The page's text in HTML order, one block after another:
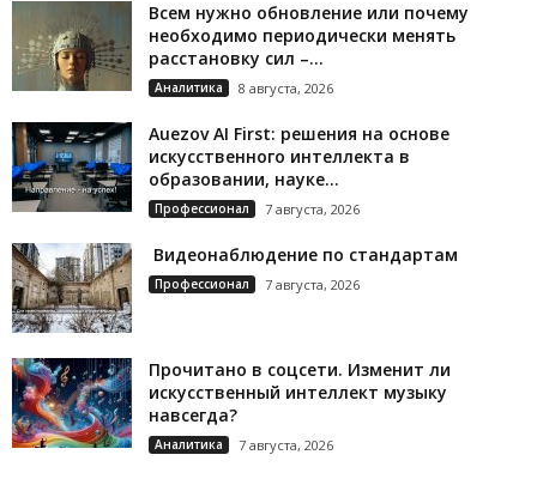
Всем нужно обновление или почему
необходимо периодически менять
расстановку сил –...
Аналитика 8 августа, 2026
Auezov AI First: решения на основе
искусственного интеллекта в
образовании, науке...
Профессионал 7 августа, 2026
Видеонаблюдение по стандартам
Профессионал 7 августа, 2026
Прочитано в соцсети. Изменит ли
искусственный интеллект музыку
навсегда?
Аналитика 7 августа, 2026